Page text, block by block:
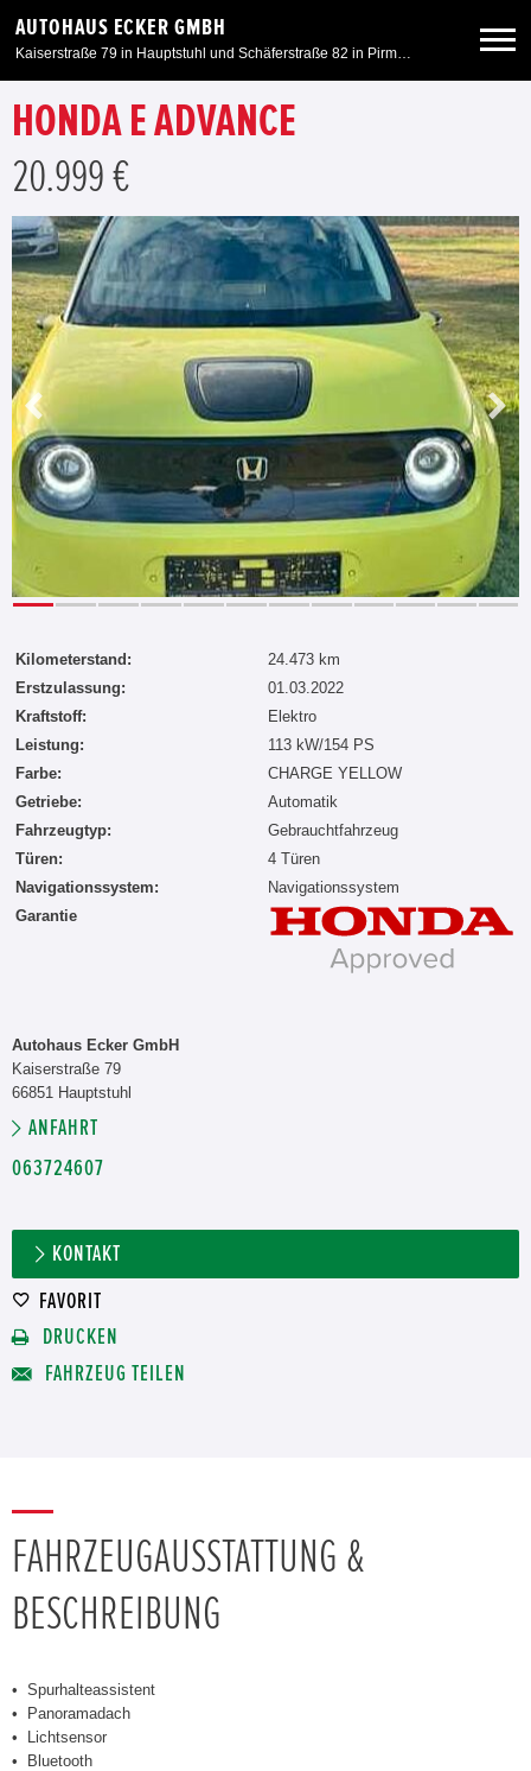
AUTOHAUS ECKER GMBH
Kaiserstraße 79 in Hauptstuhl und Schäferstraße 82 in Pirmasens
Neuwagen
Gebrauchtwagen
Angebote
Service & Zubehör
Unser Autohaus
Motorrad
HONDA E ADVANCE
20.999 €
Kilometerstand:
24.473 km
Erstzulassung:
01.03.2022
Kraftstoff:
Elektro
Leistung:
113 kW/154 PS
Farbe:
CHARGE YELLOW
Getriebe:
Automatik
Fahrzeugtyp:
Gebrauchtfahrzeug
Türen:
4 Türen
Navigationssystem:
Navigationssystem
Garantie
Autohaus Ecker GmbH
Kaiserstraße 79
66851 Hauptstuhl
ANFAHRT
063724607
KONTAKT
FAVORIT
DRUCKEN
FAHRZEUG TEILEN
FAHRZEUGAUSSTATTUNG &
BESCHREIBUNG
Spurhalteassistent
Panoramadach
Lichtsensor
Bluetooth